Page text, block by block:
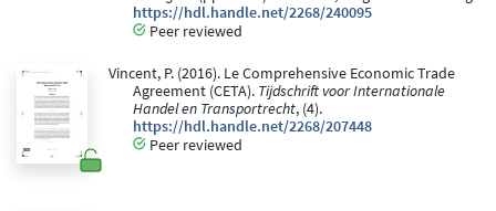
https://hdl.handle.net/2268/240095
Peer reviewed
Vincent, P. (2016). Le Comprehensive Economic Trade
Agreement (CETA). Tijdschrift voor Internationale
Handel en Transportrecht, (4).
https://hdl.handle.net/2268/207448
Peer reviewed